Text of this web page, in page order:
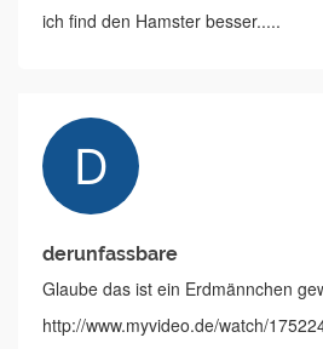
ich find den Hamster besser.....
derunfassbare
Glaube das ist ein Erdmännchen
http://www.myvideo.de/watch/